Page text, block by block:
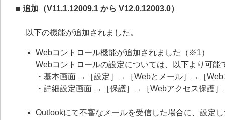
■ 追加（V11.1.12009.1 から V12.0.12003.0）
以下の機能が追加されました。
Webコントロール機能が追加されました（※1）
Webコントロールの設定については、以下より可能
・基本画面 →［設定］→［Webとメール］→［Web
・詳細設定画面 →［保護］→［Webアクセス保護
Outlookにて不審なメールを受信した場合に、設定